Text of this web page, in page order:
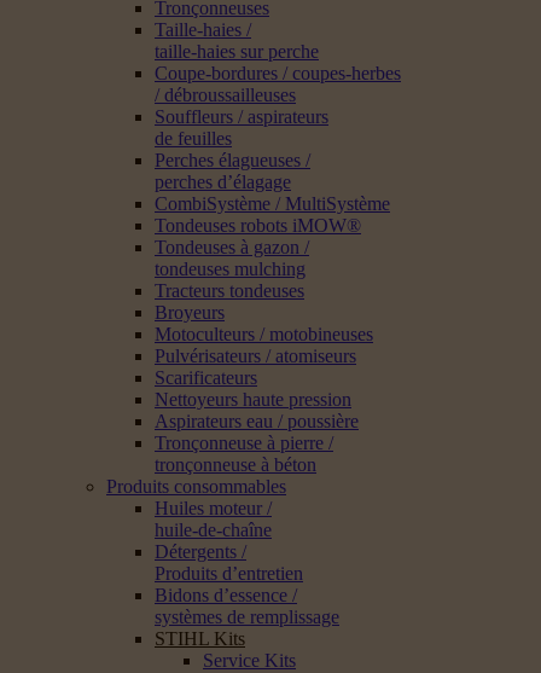
Tronçonneuses
Taille-haies /
taille-haies sur perche
Coupe-bordures / coupes-herbes
/ débroussailleuses
Souffleurs / aspirateurs
de feuilles
Perches élagueuses /
perches d’élagage
CombiSystème / MultiSystème
Tondeuses robots iMOW®
Tondeuses à gazon /
tondeuses mulching
Tracteurs tondeuses
Broyeurs
Motoculteurs / motobineuses
Pulvérisateurs / atomiseurs
Scarificateurs
Nettoyeurs haute pression
Aspirateurs eau / poussière
Tronçonneuse à pierre /
tronçonneuse à béton
Produits consommables
Huiles moteur /
huile-de-chaîne
Détergents /
Produits d’entretien
Bidons d’essence /
systèmes de remplissage
STIHL Kits
Service Kits